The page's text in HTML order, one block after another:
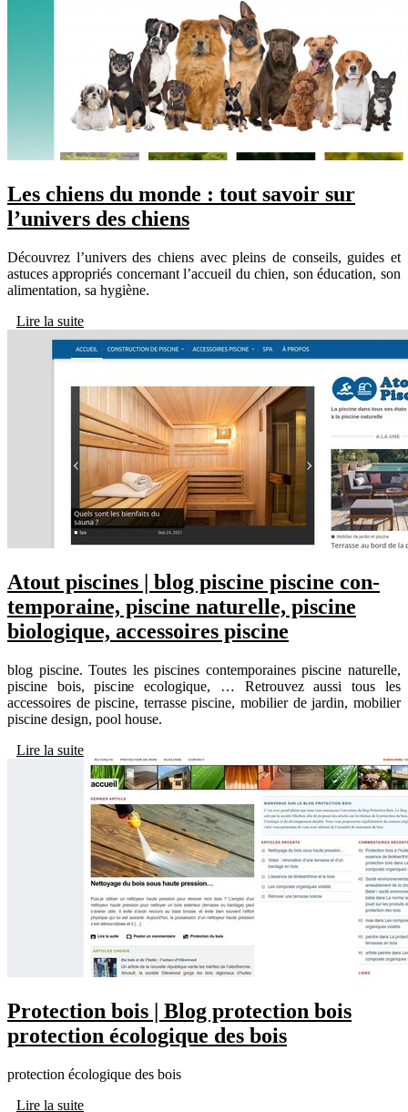
Les chiens du monde : tout savoir sur
l’univers des chiens
Découvrez l’univers des chiens avec pleins de conseils, guides et
astuces appropriés concernant l’accueil du chien, son éducation, son
alimentation, sa hygiène.
Lire la suite
Atout piscines | blog piscine piscine con­
tem­porai­ne, piscine naturelle, piscine
biologique, accessoires piscine
blog piscine. Toutes les piscines contemporaines piscine naturelle,
piscine bois, piscine ecologique, … Retrouvez aussi tous les
accessoires de piscine, terrasse piscine, mobilier de jardin, mobilier
piscine design, pool house.
Lire la suite
Protection bois | Blog protection bois
protection écologique des bois
protection écologique des bois
Lire la suite